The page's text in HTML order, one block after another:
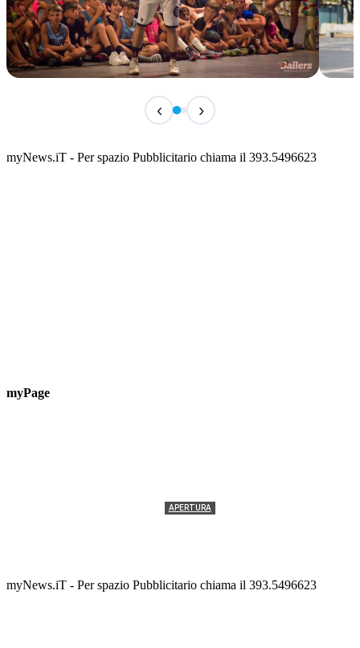
Classic Contest 3vs3 Memorial Michele
📅 6 Agosto 2026 · 09:00 · 📍 Lungomare C. Colombo
‹ ›
myNews.iT - Per spazio Pubblicitario chiama il 393.5496623
myPage
APERTURA
myNews.iT - Per spazio Pubblicitario chiama il 393.5496623